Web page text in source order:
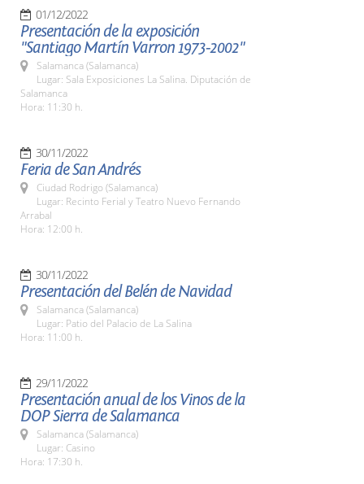
01/12/2022
Presentación de la exposición
"Santiago Martín Varron 1973-2002"
Salamanca (Salamanca)
Lugar: Sala Exposiciones La Salina. Diputación de
Salamanca
Hora: 11:30 h.
30/11/2022
Feria de San Andrés
Ciudad Rodrigo (Salamanca)
Lugar: Recinto Ferial y Teatro Nuevo Fernando
Arrabal
Hora: 12:00 h.
30/11/2022
Presentación del Belén de Navidad
Salamanca (Salamanca)
Lugar: Patio del Palacio de La Salina
Hora: 11:00 h.
29/11/2022
Presentación anual de los Vinos de la
DOP Sierra de Salamanca
Salamanca (Salamanca)
Lugar: Casino
Hora: 17:30 h.